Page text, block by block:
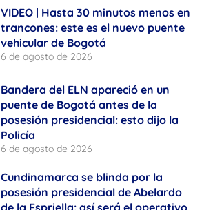
VIDEO | Hasta 30 minutos menos en
trancones: este es el nuevo puente
vehicular de Bogotá
6 de agosto de 2026
Bandera del ELN apareció en un
puente de Bogotá antes de la
posesión presidencial: esto dijo la
Policía
6 de agosto de 2026
Cundinamarca se blinda por la
posesión presidencial de Abelardo
de la Espriella: así será el operativo